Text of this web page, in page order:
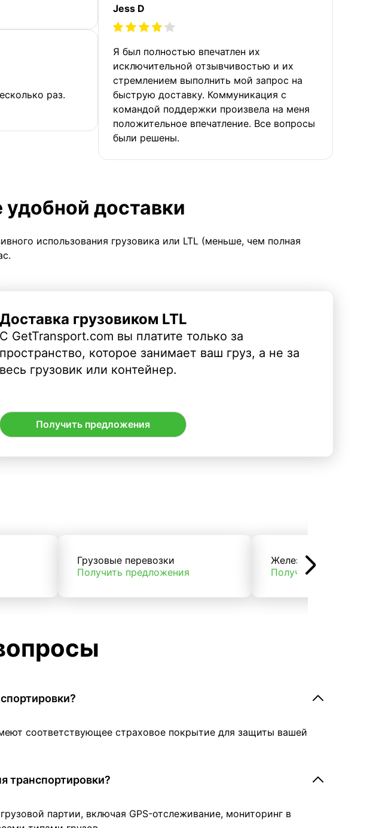
раз.
Jess D
Я был полностью впечатлен их
исключительной отзывчивостью и их
стремлением выполнить мой запрос на
быструю доставку. Коммуникация с
командой поддержки произвела на меня
положительное впечатление. Все вопросы
были решены.
удобной доставки
использования грузовика или LTL (меньше, чем полная
Доставка грузовиком LTL
С GetTransport.com вы платите только за
пространство, которое занимает ваш груз, а не за
весь грузовик или контейнер.
Получить предложения
Грузовые перевозки
Получить предложения
Железнодорожные
Получить
соответствующее страховое покрытие для защиты вашей
транспортировки?
партии, включая GPS-отслеживание, мониторинг в